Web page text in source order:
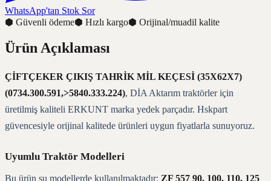
WhatsApp'tan Stok Sor
⬢ Güvenli ödeme⬢ Hızlı kargo⬢ Orijinal/muadil kalite
Ürün Açıklaması
ÇİFTÇEKER ÇIKIŞ TAHRİK MİL KEÇESİ (35X62X7)
(0734.300.591,>5840.333.224), DİA Aktarım traktörler için
üretilmiş kaliteli ERKUNT marka yedek parçadır. Hskpart
güvencesiyle orijinal kalitede ürünleri uygun fiyatlarla sunuyoruz.
Uyumlu Traktör Modelleri
Bu ürün şu modellerde kullanılmaktadır: ZF 557 90, 100, 110, 125